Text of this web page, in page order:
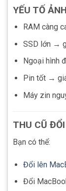
YẾU TỐ
RAM càng
SSD lớn →
Ngoại hình
Pin tốt →
Máy zin
THU CŨ
Bạn có thể:
Đổi lên
Đổi